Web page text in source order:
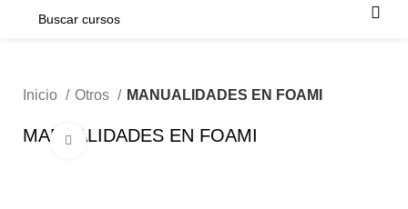
Inicio Otros MANUALIDADES EN FOAMI
MANUALIDADES EN FOAMI
Click para agrandar